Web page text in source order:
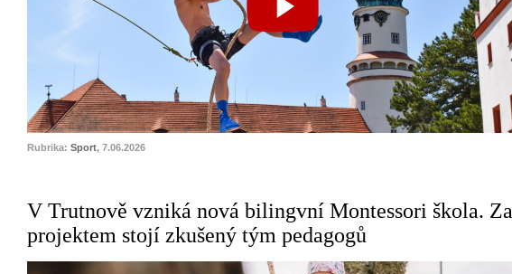
Rubrika: Sport, 7.06.2026
V Trutnově vzniká nová bilingvní Montessori škola. Za
projektem stojí zkušený tým pedagogů